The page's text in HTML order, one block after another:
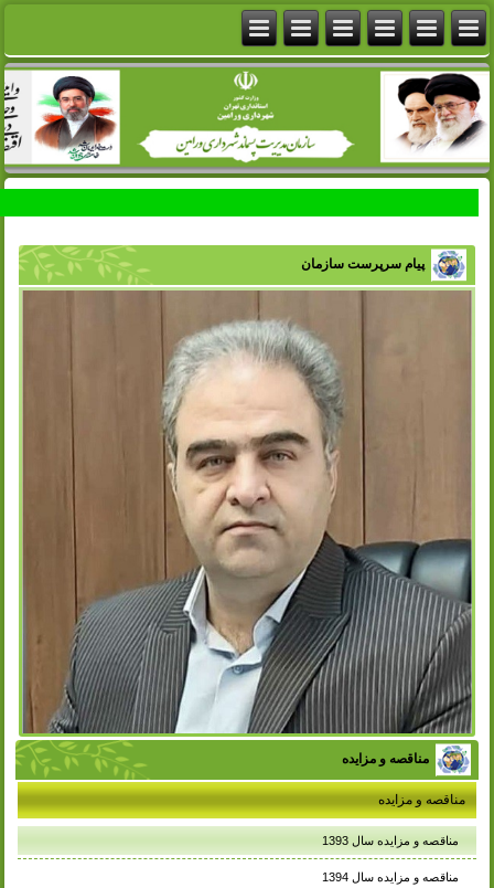
پیام سرپرست سازمان
مناقصه و مزایده
مناقصه و مزایده
مناقصه و مزایده سال 1393
مناقصه و مزایده سال 1394